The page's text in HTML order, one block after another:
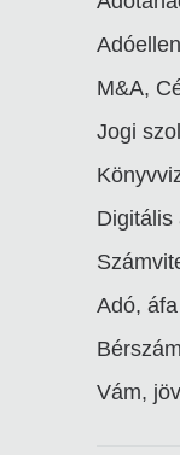
M&A,
Jogi
Digitális
Adó,
Vám,